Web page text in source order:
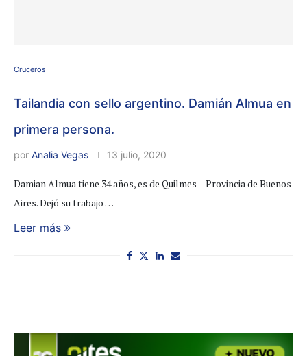
Cruceros
Tailandia con sello argentino. Damián Almua en
primera persona.
por Analia Vegas 13 julio, 2020
Damian Almua tiene 34 años, es de Quilmes – Provincia de Buenos
Aires. Dejó su trabajo …
Leer más